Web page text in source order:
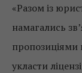
«Разом із
намагались
пропозиціями
укласти